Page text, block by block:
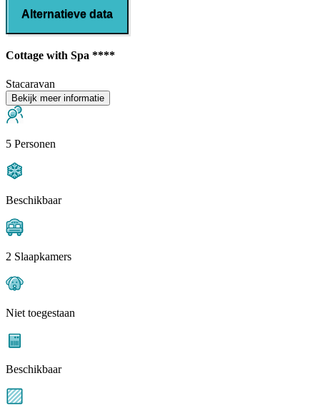
Alternatieve data
Cottage with Spa ****
Stacaravan
Bekijk meer informatie
5 Personen
Beschikbaar
2 Slaapkamers
Niet toegestaan
Beschikbaar